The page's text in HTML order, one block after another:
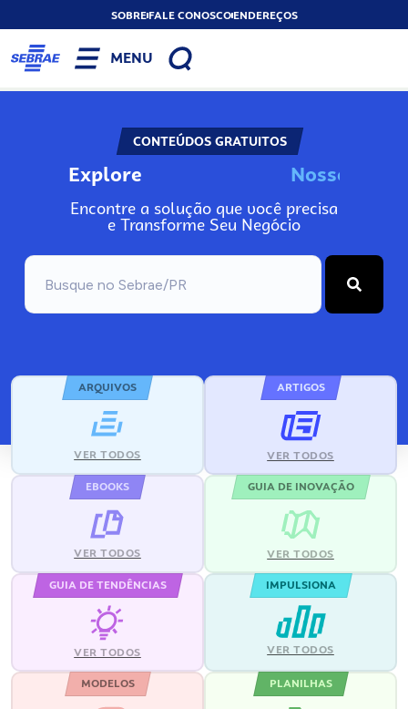
SOBREFALE CONOSCOENDEREÇOS
MENU
CONTEÚDOS GRATUITOS
Explore No
Encontre a solução que você precisa
e Transforme Seu Negócio
ARQUIVOS
VER TODOS
ARTIGOS
VER TODOS
EBOOKS
VER TODOS
GUIA DE INOVAÇÃO
VER TODOS
GUIA DE TENDÊNCIAS
VER TODOS
IMPULSIONA
VER TODOS
MODELOS PLANILHAS